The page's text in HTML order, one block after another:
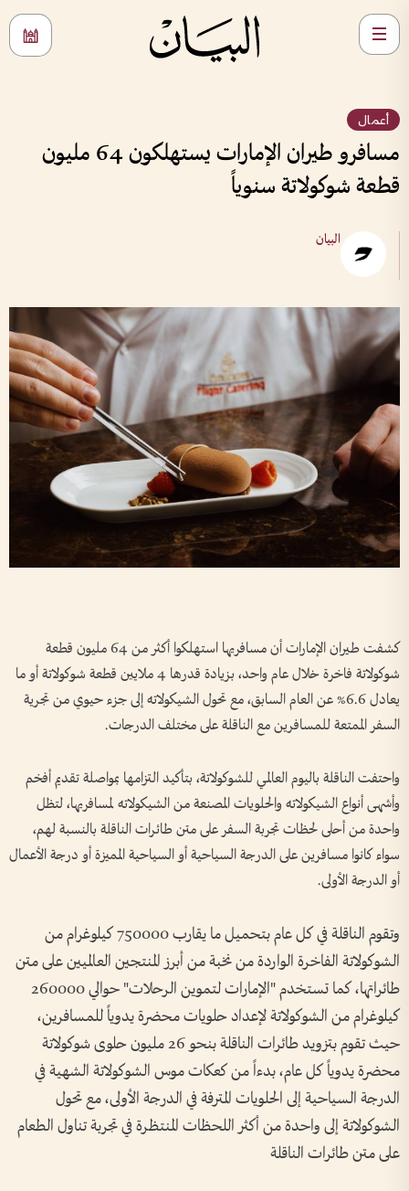
أعمال
مسافرو طيران الإمارات يستهلكون 64 مليون
قطعة شوكولاتة سنوياً
البيان
كشفت طيران الإمارات أن مسافريها استهلكوا أكثر من 64 مليون قطعة
شوكولاتة فاخرة خلال عام واحد، بزيادة قدرها 4 ملايين قطعة شوكولاتة أو ما
يعادل 6.6% عن العام السابق، مع تحول الشيكولاته إلى جزء حيوي من تجرية
السفر الممتعة للمسافرين مع الناقلة على مختلف الدرجات.
واحتفت الناقلة باليوم العالمي للشوكولاتة، بتأكيد التزامها بمواصلة تقديم أفخم
وأشهى أنواع الشيكولاته والحلويات المصنعة من الشيكولاته لمسافريها، لتظل
واحدة من أحلى لحظات تجربة السفر على متن طائرات الناقلة بالنسبة لهم،
سواء كانوا مسافرين على الدرجة السياحية أو السياحية المميزة أو درجة الأعمال
أو الدرجة الأولى.
وتقوم الناقلة في كل عام بتحميل ما يقارب 750000 كيلوغرام من
الشوكولاتة الفاخرة الواردة من نخبة من أبرز المنتجين العالميين على متن
طائراتها، كما تستخدم "الإمارات لتموين الرحلات" حوالي 260000
كيلوغرام من الشوكولاتة لإعداد حلويات محضرة يدوياً للمسافرين،
حيث تقوم بتزويد طائرات الناقلة بنحو 26 مليون حلوى شوكولاتة
محضرة يدوياً كل عام، بدءاً من كعكات موس الشوكولاتة الشهية في
الدرجة السياحية إلى الحلويات المترفة في الدرجة الأولى، مع تحول
الشوكولاتة إلى واحدة من أكثر اللحظات المنتظرة في تجربة تناول الطعام
على متن طائرات الناقلة